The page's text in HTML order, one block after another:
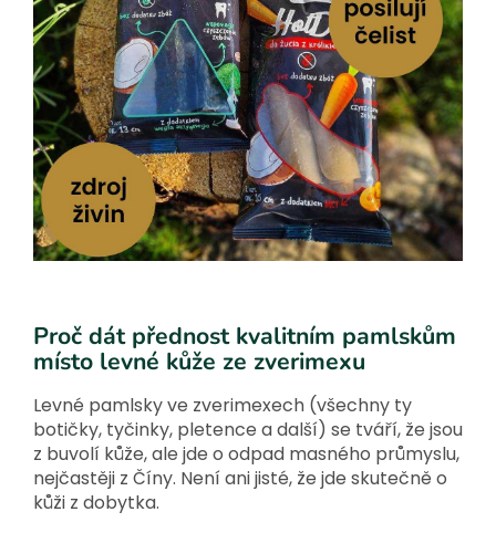
Proč dát přednost kvalitním pamlskům
místo levné kůže ze zverimexu
Levné pamlsky ve zverimexech (všechny ty
botičky, tyčinky, pletence a další) se tváří, že jsou
z buvolí kůže, ale jde o odpad masného průmyslu,
nejčastěji z Číny. Není ani jisté, že jde skutečně o
kůži z dobytka.